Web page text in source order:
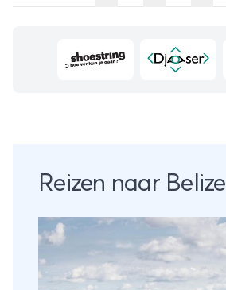
Reizen naar Belize